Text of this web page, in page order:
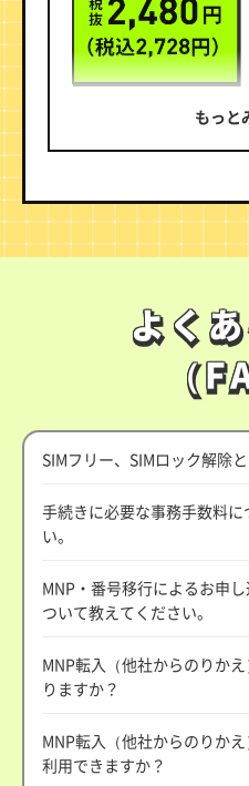
ップ、アップデートその他
ーの対象外となる場合が
認ください。
・ギガフリーの対象サービ
・LINEサービス内で有料の
もっと
※ 時間帯により速度制御の場
※ 通話従量制（22円/30秒
よく
（
よく
（
SIMフリー、SIMロック解除
手続きに必要な事務手数料に
い。
MNP・番号移行によるお申
ついて教えてください。
MNP転入（他社からのりか
りますか？
MNP転入（他社からのりか
利用できますか？